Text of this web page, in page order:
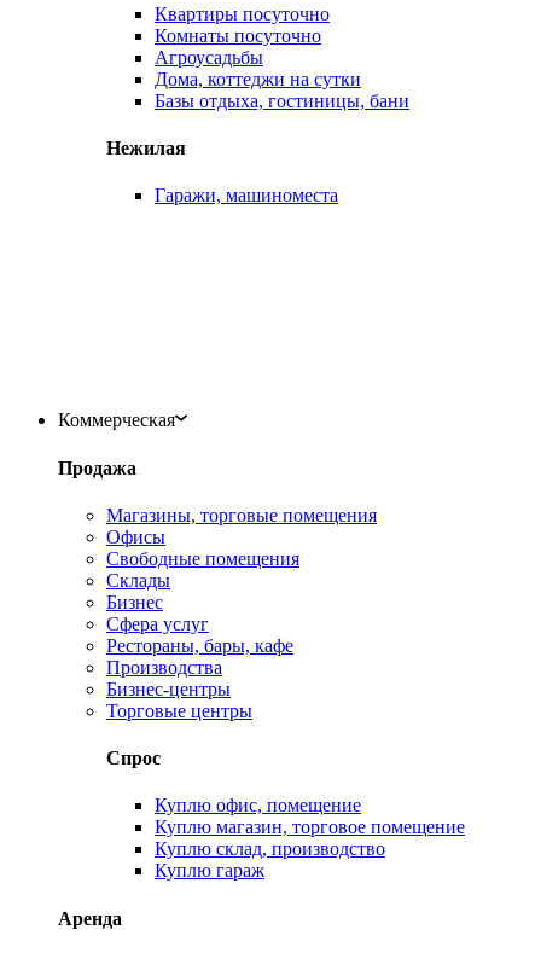
Квартиры посуточно
Комнаты посуточно
Агроусадьбы
Дома, коттеджи на сутки
Базы отдыха, гостиницы, бани
Нежилая
Гаражи, машиноместа
Коммерческая
Продажа
Магазины, торговые помещения
Офисы
Свободные помещения
Склады
Бизнес
Сфера услуг
Рестораны, бары, кафе
Производства
Бизнес-центры
Торговые центры
Спрос
Куплю офис, помещение
Куплю магазин, торговое помещение
Куплю склад, производство
Куплю гараж
Аренда